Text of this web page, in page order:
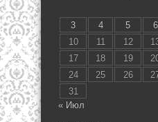
3
4 5 6
10
11 12
17
18 19
24
25 26
31
« Июл